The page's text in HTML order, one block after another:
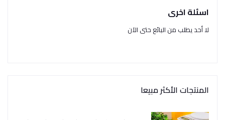
اسئلة اخرى
لا أحد يطلب من البائع حتى الآن
المنتجات الأكثر مبيعا